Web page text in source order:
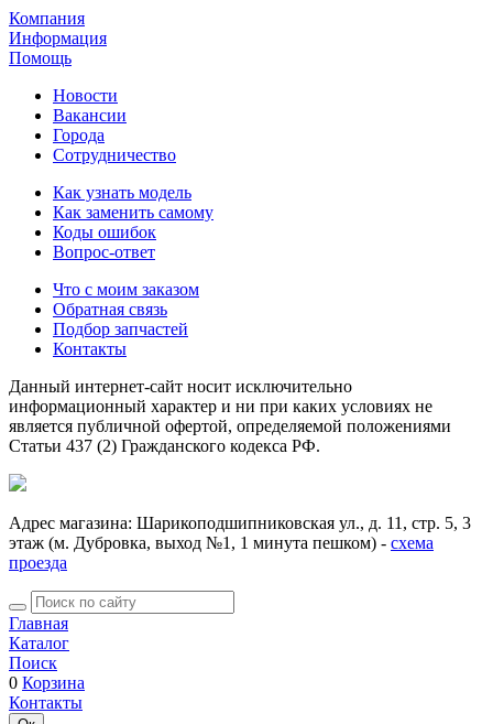
Компания
Информация
Помощь
Новости
Вакансии
Города
Сотрудничество
Как узнать модель
Как заменить самому
Коды ошибок
Вопрос-ответ
Что с моим заказом
Обратная связь
Подбор запчастей
Контакты
Данный интернет-сайт носит исключительно
информационный характер и ни при каких условиях не
является публичной офертой, определяемой положениями
Статьи 437 (2) Гражданского кодекса РФ.
Адрес магазина: Шарикоподшипниковская ул., д. 11, стр. 5, 3
этаж (м. Дубровка, выход №1, 1 минута пешком) - схема
проезда
Главная
Каталог
Поиск
0 Корзина
Контакты